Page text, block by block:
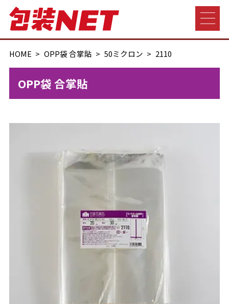
HOME OPP袋 合掌貼 50ミクロン 2110
OPP袋 合掌貼